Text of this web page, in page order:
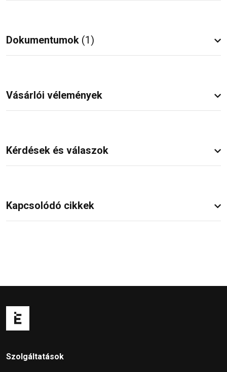
Dokumentumok (1)
Vásárlói vélemények
Kérdések és válaszok
Kapcsolódó cikkek
Szolgáltatások